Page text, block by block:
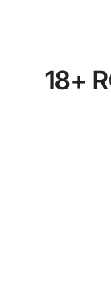
18+